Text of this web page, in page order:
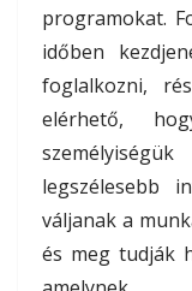
programokat.
időben
foglalkozni,
elérhető,
legszélesebb
váljanak a
és meg tudják